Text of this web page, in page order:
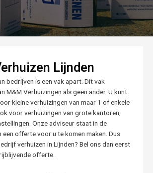
Lijnden
bedrijven is een vak apart. Dit vak
M&M Verhuizingen als geen ander. U kunt
kleine verhuizingen van maar 1 of enkele
voor verhuizingen van grote kantoren,
Onze adviseur staat in de
offerte voor u te komen maken. Dus
verhuizen in Lijnden? Bel ons dan eerst
offerte.